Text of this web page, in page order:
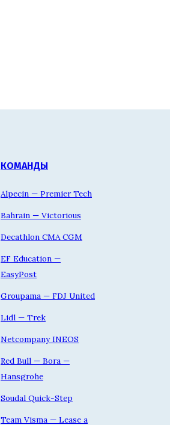
КОМАНДЫ
Alpecin — Premier Tech
Bahrain — Victorious
Decathlon CMA CGM
EF Education —
EasyPost
Groupama — FDJ United
Lidl — Trek
Netcompany INEOS
Red Bull — Bora —
Hansgrohe
Soudal Quick-Step
Team Visma — Lease a